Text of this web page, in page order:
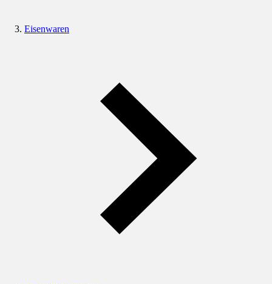
Eisenwaren